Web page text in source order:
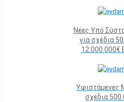
Νέες Υπό
για σχέδια
12.000.000€
Υφιστάμενες
σχέδια